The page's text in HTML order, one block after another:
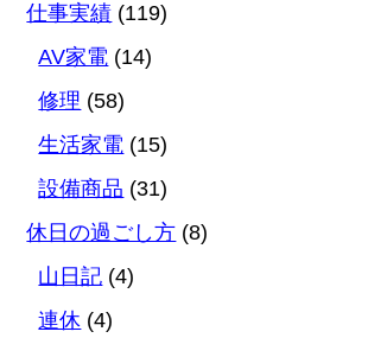
仕事実績 (119)
AV家電 (14)
修理 (58)
生活家電 (15)
設備商品 (31)
休日の過ごし方 (8)
山日記 (4)
連休 (4)